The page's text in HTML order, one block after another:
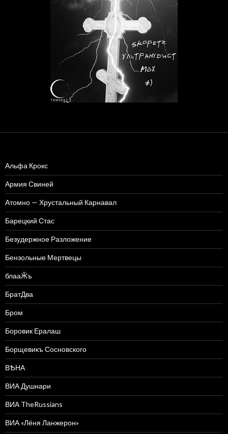
Альфа Крокс
Армия Свиней
Атомно — Хрустальный Карнавал
Барецкий Стас
Безудержное Разложение
Бензольные Мертвецы
блааӁъ
БратДва
Бром
Боровик Ералаш
Борщевикъ Сосновского
ВѢНА
ВИА Душнари
ВИА TheRussians
ВИА «Лёня Ланжерон»